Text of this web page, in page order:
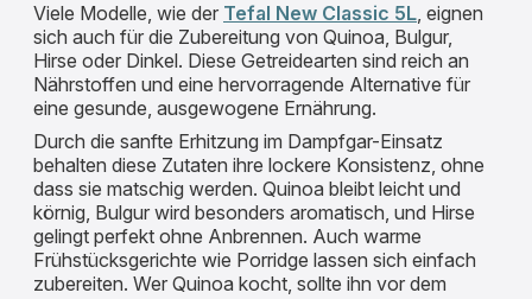
Viele Modelle, wie der Tefal New Classic 5L, eignen
sich auch für die Zubereitung von Quinoa, Bulgur,
Hirse oder Dinkel. Diese Getreidearten sind reich an
Nährstoffen und eine hervorragende Alternative für
eine gesunde, ausgewogene Ernährung.
Durch die sanfte Erhitzung im Dampfgar-Einsatz
behalten diese Zutaten ihre lockere Konsistenz, ohne
dass sie matschig werden. Quinoa bleibt leicht und
körnig, Bulgur wird besonders aromatisch, und Hirse
gelingt perfekt ohne Anbrennen. Auch warme
Frühstücksgerichte wie Porridge lassen sich einfach
zubereiten. Wer Quinoa kocht, sollte ihn vor dem